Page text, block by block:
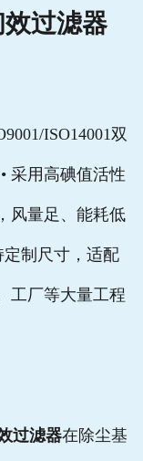
过滤器
ISO14001双
采用高碘值活性
风量足、能耗低
定制尺寸，适配
工厂等大量工程
过滤器在除尘基